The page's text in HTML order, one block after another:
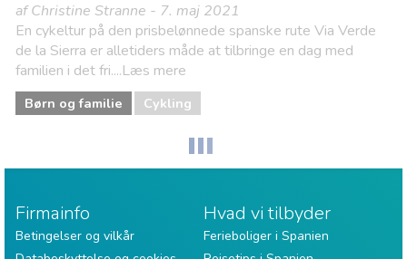
af Christine Stranne - 7. maj 2021
En cykeltur på den prisbelønnede spanske rute Via Verde
de la Sierra er alletiders måde at tilbringe en dag med
familien i det fri....Læs mere
Børn og familie Cykling
Firmainfo
Betingelser og vilkår
Hvad vi tilbyder
Ferieboliger i Spanien